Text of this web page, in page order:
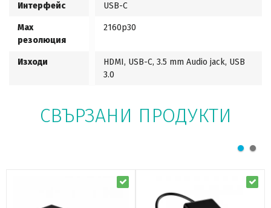
Интерфейс USB-C
Max
резолюция
2160p30
Изходи
HDMI, USB-C, 3.5 mm Audio jack, USB
3.0
СВЪРЗАНИ ПРОДУКТИ